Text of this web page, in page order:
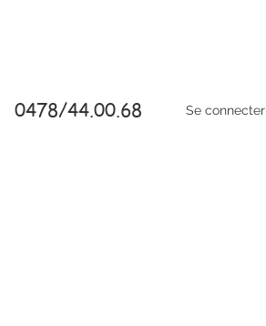
0478/44.00.68 Se connecter